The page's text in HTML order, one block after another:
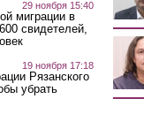
29 ноября 15:40
миграции в
свидетелей,
19 ноября 17:18
Рязанского
убрать